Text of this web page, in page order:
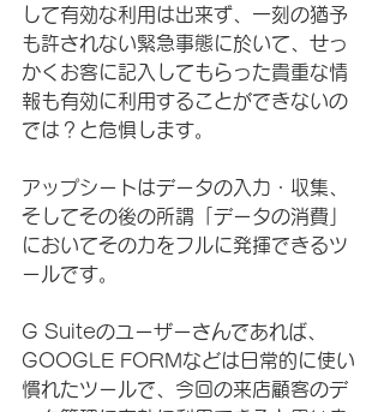
して有効な利用は出来ず、一刻の猶予
も許されない緊急事態に於いて、せっ
かくお客に記入してもらった貴重な情
報も有効に利用することができないの
では？と危惧します。
アップシートはデータの入力・収集、
そしてその後の所謂「データの消費」
においてその力をフルに発揮できるツ
ールです。
G Suiteのユーザーさんであれば、
GOOGLE FORMなどは日常的に使い
慣れたツールで、今回の来店顧客のデ